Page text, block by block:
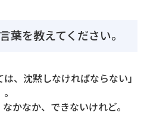
葉を教えてください。
、沈黙しなければならない」
かなか、できないけれど。